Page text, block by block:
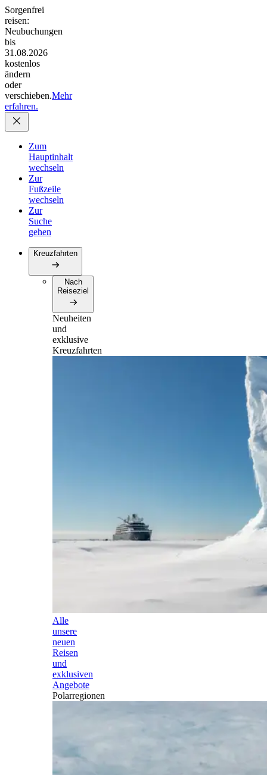
Sorgenfrei
reisen:
Neubuchungen
bis
31.08.2026
kostenlos
ändern
oder
verschieben.Mehr
erfahren.
Zum
Hauptinhalt
wechseln
Zur
Fußzeile
wechseln
Zur
Suche
gehen
Kreuzfahrten
Nach
Reiseziel
Neuheiten
und
exklusive
Kreuzfahrten
Alle
unsere
neuen
Reisen
und
exklusiven
Angebote
Polarregionen